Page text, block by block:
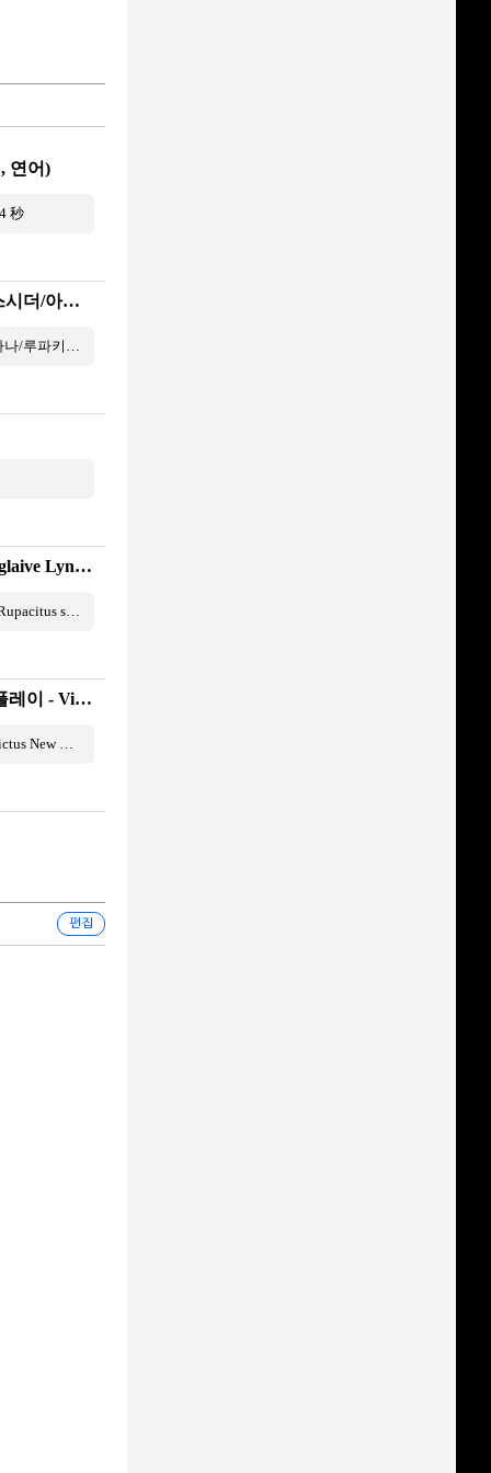
연어)
秒
마영전 4종 주요 기믹만 깔끔하게 정리했습니다 (듀라한/에스시더/아르카나/루파키투스) [푸링나누]
마영전 4종 주요 기믹만 깔끔하게 정리했습니다 (듀라한/에스시더/아르카나/루파키투스) [푸링나누] 3 分 16 秒
마비노기 영웅전(Vindictus) 배글린 루파키투스 솔플 / Battle glaive Lynn Rupacitus solo
마비노기 영웅전(Vindictus) 배글린 루파키투스 솔플 / Battle glaive Lynn Rupacitus solo 5 分 55 秒
마비노기 영웅전 신규보스 루파키투스 테스트 서버 첫 파티플레이 - Vindictus New Boss 'Rupacitus' Party Play in Test Server
마비노기 영웅전 신규보스 루파키투스 테스트 서버 첫 파티플레이 - Vindictus New Boss 'Rupacitus' Party Play in Test Server 8 分 52 秒
편집